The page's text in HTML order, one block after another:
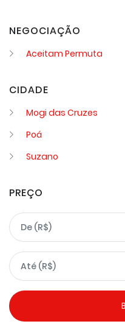
NEGOCIAÇÃO
Aceitam Permuta
CIDADE
Mogi das Cruzes
Poá
Suzano
PREÇO